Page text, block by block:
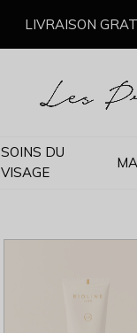
SOINS DU
VISAGE
LIVRAISON